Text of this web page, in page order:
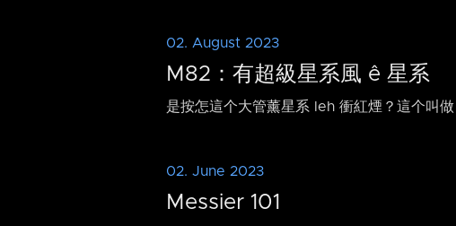
02. August 2023
M82：有超級星系風 ê 星系
是按怎這个大管薰星系 leh 衝紅煙？這个叫
02. June 2023
Messier 101